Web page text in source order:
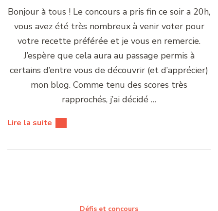
Bonjour à tous ! Le concours a pris fin ce soir a 20h,
vous avez été très nombreux à venir voter pour
votre recette préférée et je vous en remercie.
J’espère que cela aura au passage permis à
certains d’entre vous de découvrir (et d’apprécier)
mon blog. Comme tenu des scores très
rapprochés, j’ai décidé …
Lire la suite
Défis et concours